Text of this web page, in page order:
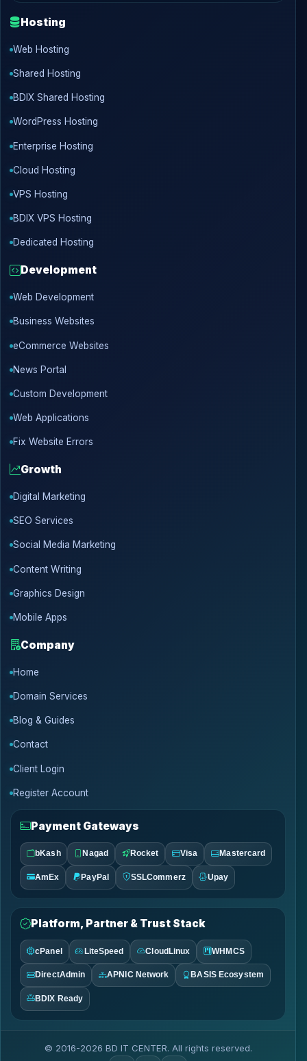
Hosting
Web Hosting
Shared Hosting
BDIX Shared Hosting
WordPress Hosting
Enterprise Hosting
Cloud Hosting
VPS Hosting
BDIX VPS Hosting
Dedicated Hosting
Development
Web Development
Business Websites
eCommerce Websites
News Portal
Custom Development
Web Applications
Fix Website Errors
Growth
Digital Marketing
SEO Services
Social Media Marketing
Content Writing
Graphics Design
Mobile Apps
Company
Home
Domain Services
Blog & Guides
Contact
Client Login
Register Account
Payment Gateways
bKash Nagad Rocket Visa Mastercard
AmEx PayPal SSLCommerz Upay
Platform, Partner & Trust Stack
cPanel LiteSpeed CloudLinux WHMCS
DirectAdmin APNIC Network BASIS Ecosystem
BDIX Ready
© 2016-2026 BD IT CENTER. All rights reserved.